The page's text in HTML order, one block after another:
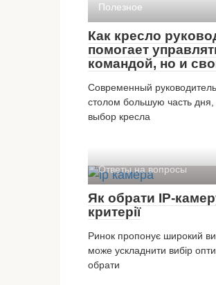
Полезное
Как кресло
помогает
командой, но и
Современный
столом большую часть
выбор кресла
Ответы на вопросы
Як обрати IP-
критерії
Ринок пропонує широкий
може ускладнити вибір
обрати